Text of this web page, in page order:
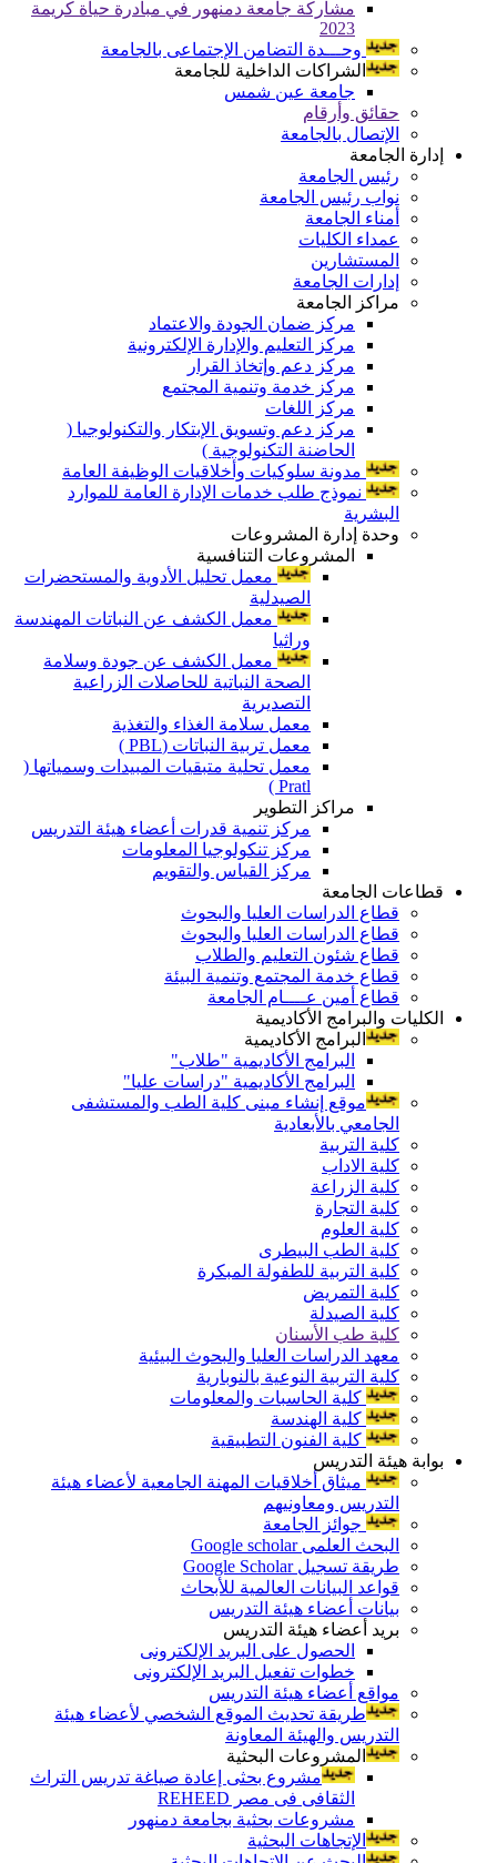
مشاركة جامعة دمنهور في مبادرة حياة كريمة
2023
وحـــدة التضامن الإجتماعى بالجامعة
الشراكات الداخلية للجامعة
جامعة عين شمس
حقائق وأرقام
الإتصال بالجامعة
إدارة الجامعة
رئيس الجامعة
نواب رئيس الجامعة
أمناء الجامعة
عمداء الكليات
المستشارين
إدارات الجامعة
مراكز الجامعة
مركز ضمان الجودة والاعتماد
مركز التعليم والإدارة الإلكترونية
مركز دعم وإتخاذ القرار
مركز خدمة وتنمية المجتمع
مركز اللغات
مركز دعم وتسويق الإبتكار والتكنولوجيا (
الحاضنة التكنولوجية )
مدونة سلوكيات وأخلاقيات الوظيفة العامة
نموذج طلب خدمات الإدارة العامة للموارد
البشرية
وحدة إدارة المشروعات
المشروعات التنافسية
معمل تحليل الأدوية والمستحضرات
الصيدلية
معمل الكشف عن النباتات المهندسة
وراثيا
معمل الكشف عن جودة وسلامة
الصحة النباتية للحاصلات الزراعية
التصديرية
معمل سلامة الغذاء والتغذية
معمل تربية النباتات (PBL )
معمل تحلية متبقيات المبيدات وسمياتها (
Pratl )
مراكز التطوير
مركز تنمية قدرات أعضاء هيئة التدريس
مركز تنكولوجيا المعلومات
مركز القياس والتقويم
قطاعات الجامعة
قطاع الدراسات العليا والبحوث
قطاع الدراسات العليا والبحوث
قطاع شئون التعليم والطلاب
قطاع خدمة المجتمع وتنمية البيئة
قطاع أمين عــــام الجامعة
الكليات والبرامج الأكاديمية
البرامج الأكاديمية
البرامج الأكاديمية "طلاب"
البرامج الأكاديمية "دراسات عليا"
موقع إنشاء مبنى كلية الطب والمستشفى
الجامعي بالأبعادية
كلية التربية
كلية الاداب
كلية الزراعة
كلية التجارة
كلية العلوم
كلية الطب البيطرى
كلية التربية للطفولة المبكرة
كلية التمريض
كلية الصيدلة
كلية طب الأسنان
معهد الدراسات العليا والبحوث البيئية
كلية التربية النوعية بالنوبارية
كلية الحاسبات والمعلومات
كلية الهندسة
كلية الفنون التطبيقية
بوابة هيئة التدريس
ميثاق أخلاقيات المهنة الجامعية لأعضاء هيئة
التدريس ومعاونيهم
جوائز الجامعة
البحث العلمى Google scholar
طريقة تسجيل Google Scholar
قواعد البيانات العالمية للأبحاث
بيانات أعضاء هيئة التدريس
بريد أعضاء هيئة التدريس
الحصول على البريد الإلكترونى
خطوات تفعيل البريد الإلكترونى
مواقع أعضاء هيئة التدريس
طريقة تحديث الموقع الشخصي لأعضاء هيئة
التدريس والهيئة المعاونة
المشروعات البحثية
مشروع بحثى إعادة صياغة تدريس التراث
الثقافى فى مصر REHEED
مشروعات بحثية بجامعة دمنهور
الإتجاهات البحثية